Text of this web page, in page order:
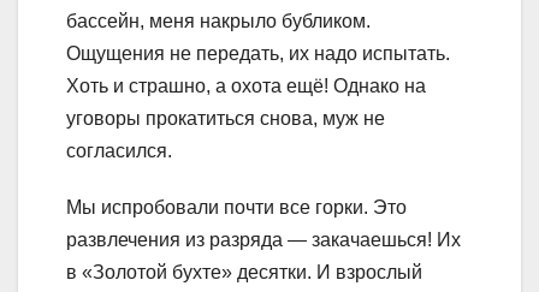
бассейн, меня накрыло бубликом.
Ощущения не передать, их надо испытать.
Хоть и страшно, а охота ещё! Однако на
уговоры прокатиться снова, муж не
согласился.
Мы испробовали почти все горки. Это
развлечения из разряда — закачаешься! Их
в «Золотой бухте» десятки. И взрослый